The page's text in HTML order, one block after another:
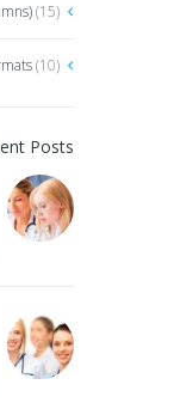
(15)
(10)
Posts